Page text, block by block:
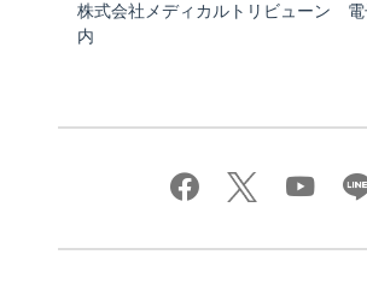
株式会社メディカルトリビューン 電
内